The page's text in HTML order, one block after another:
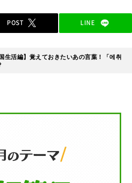
POST LINE
国生活編】覚えておきたいあの言葉！「에취